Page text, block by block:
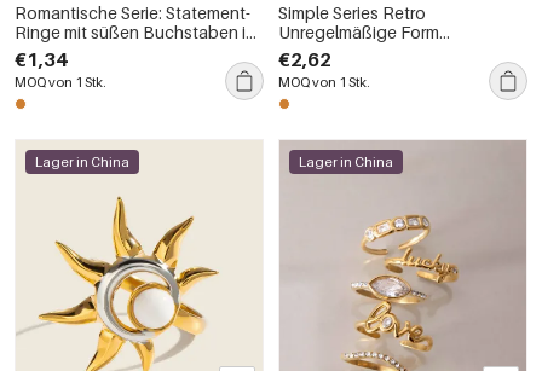
Romantische Serie: Statement-
Ringe mit süßen Buchstaben in
unregelmäßiger Form und
kupfergoldener Farbe.
€1,34
MOQ von 1 Stk.
Simple Series Retro
Unregelmäßige Form
Sonnenring aus Edelstahl,
wasserdicht, Goldfarbe
€2,62
MOQ von 1 Stk.
Lager in China Lager in China